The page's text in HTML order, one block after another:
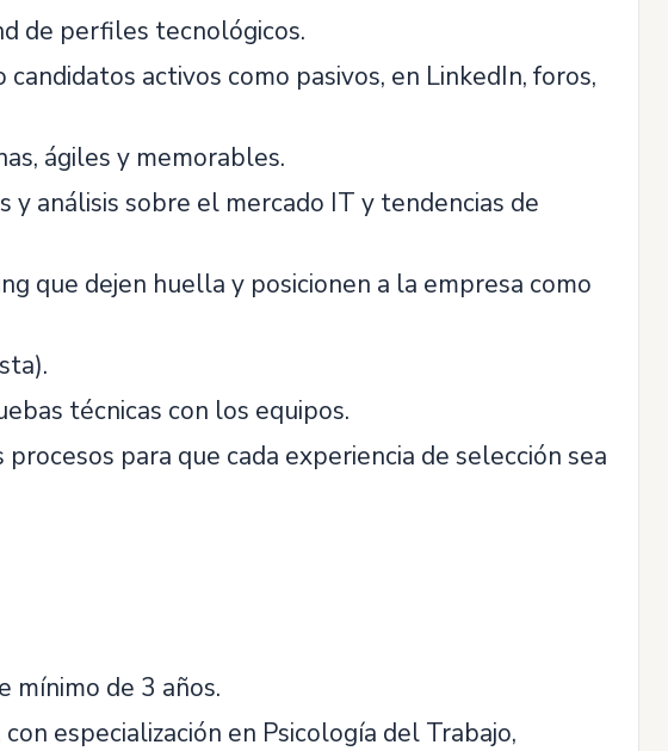
de perfiles tecnológicos.
activos como pasivos, en LinkedIn, foros,
ágiles y memorables.
análisis sobre el mercado IT y tendencias de
que dejen huella y posicionen a la empresa como
técnicas con los equipos.
para que cada experiencia de selección sea
mínimo de 3 años.
especialización en Psicología del Trabajo,